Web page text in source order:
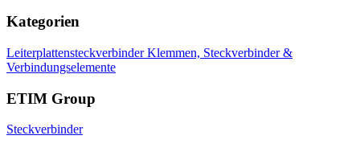
Kategorien
LeiterplattensteckverbinderKlemmen, Steckverbinder &
Verbindungselemente
ETIM Group
Steckverbinder